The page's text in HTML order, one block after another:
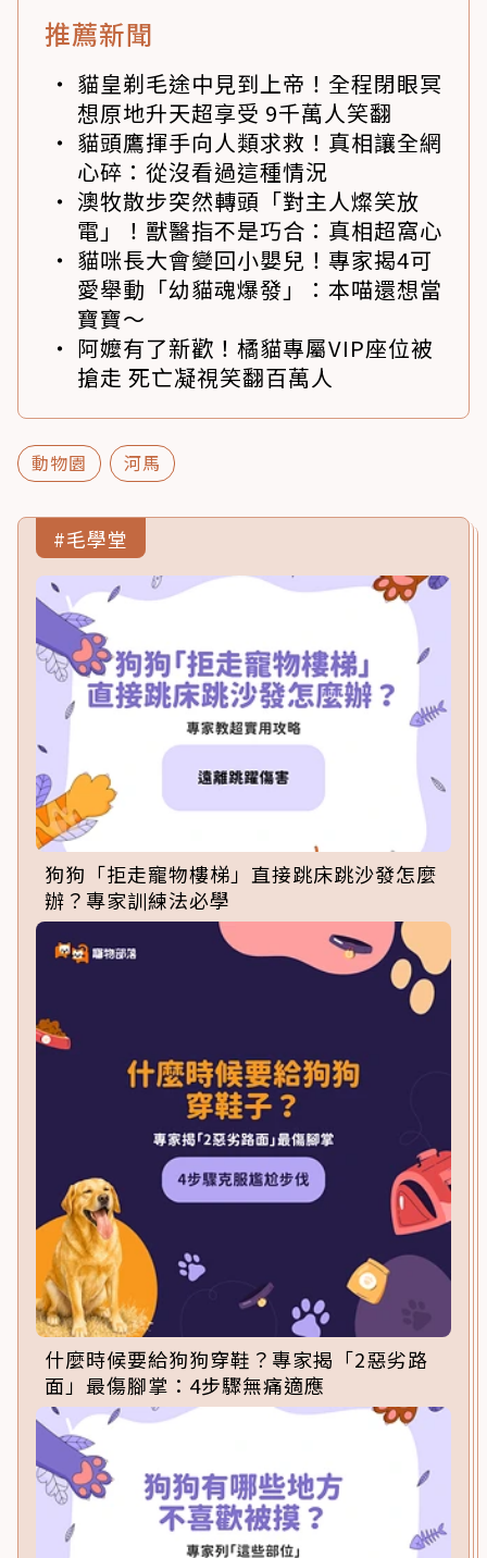
推薦新聞
貓皇剃毛途中見到上帝！全程閉眼冥
想原地升天超享受 9千萬人笑翻
貓頭鷹揮手向人類求救！真相讓全網
心碎：從沒看過這種情況
澳牧散步突然轉頭「對主人燦笑放
電」！獸醫指不是巧合：真相超窩心
貓咪長大會變回小嬰兒！專家揭4可
愛舉動「幼貓魂爆發」：本喵還想當
寶寶～
阿嬤有了新歡！橘貓專屬VIP座位被
搶走 死亡凝視笑翻百萬人
動物園 河馬
#毛學堂
狗狗「拒走寵物樓梯」直接跳床跳沙發怎麼
辦？專家訓練法必學
什麼時候要給狗狗穿鞋？專家揭「2惡劣路
面」最傷腳掌：4步驟無痛適應